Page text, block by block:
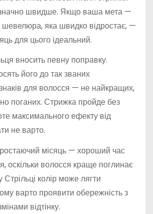
швидше. Якщо ваша мета —
яка швидко відростає, —
для цього ідеальний.
вносить певну поправку.
його до так званих
для волосся — не найкращих,
поганих. Стрижка пройде без
максимального ефекту від
не варто.
місяць — хороший час
оскільки волосся краще поглинає
Стрільці колір може лягти
варто проявити обережність з
відтінку.